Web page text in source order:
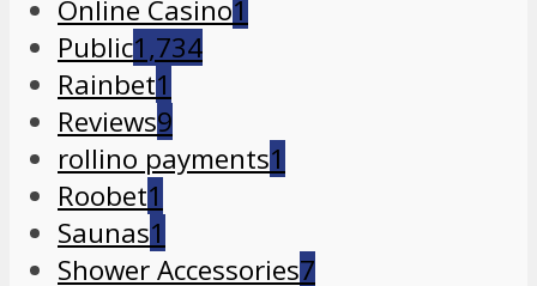
Online Casino1
Public1,734
Rainbet1
Reviews9
rollino payments1
Roobet1
Saunas1
Shower Accessories7